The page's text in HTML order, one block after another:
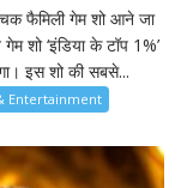
फैमिली गेम शो आने जा
शो ‘इंडिया के टॉप 1%’
इस शो की सबसे...
Entertainment